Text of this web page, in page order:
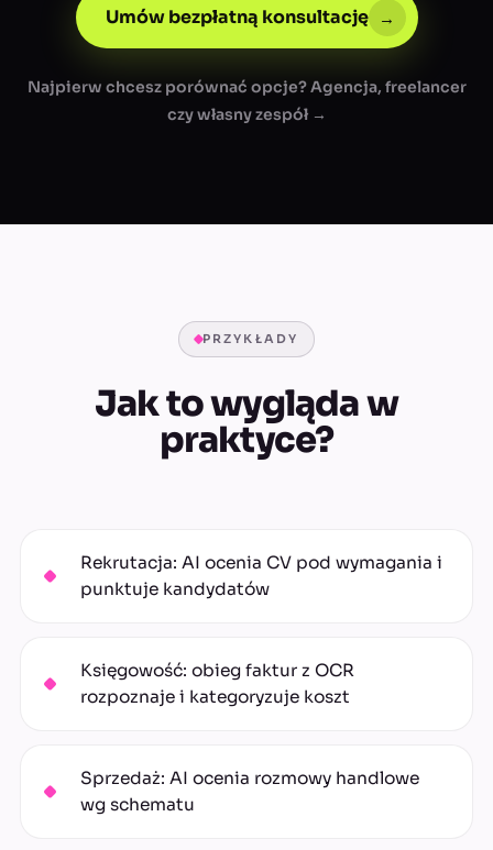
Umów bezpłatną konsultację →
Najpierw chcesz porównać opcje? Agencja, freelancer
czy własny zespół →
PRZYKŁADY
Jak to wygląda w
praktyce?
Rekrutacja: AI ocenia CV pod wymagania i
punktuje kandydatów
Księgowość: obieg faktur z OCR
rozpoznaje i kategoryzuje koszt
Sprzedaż: AI ocenia rozmowy handlowe
wg schematu